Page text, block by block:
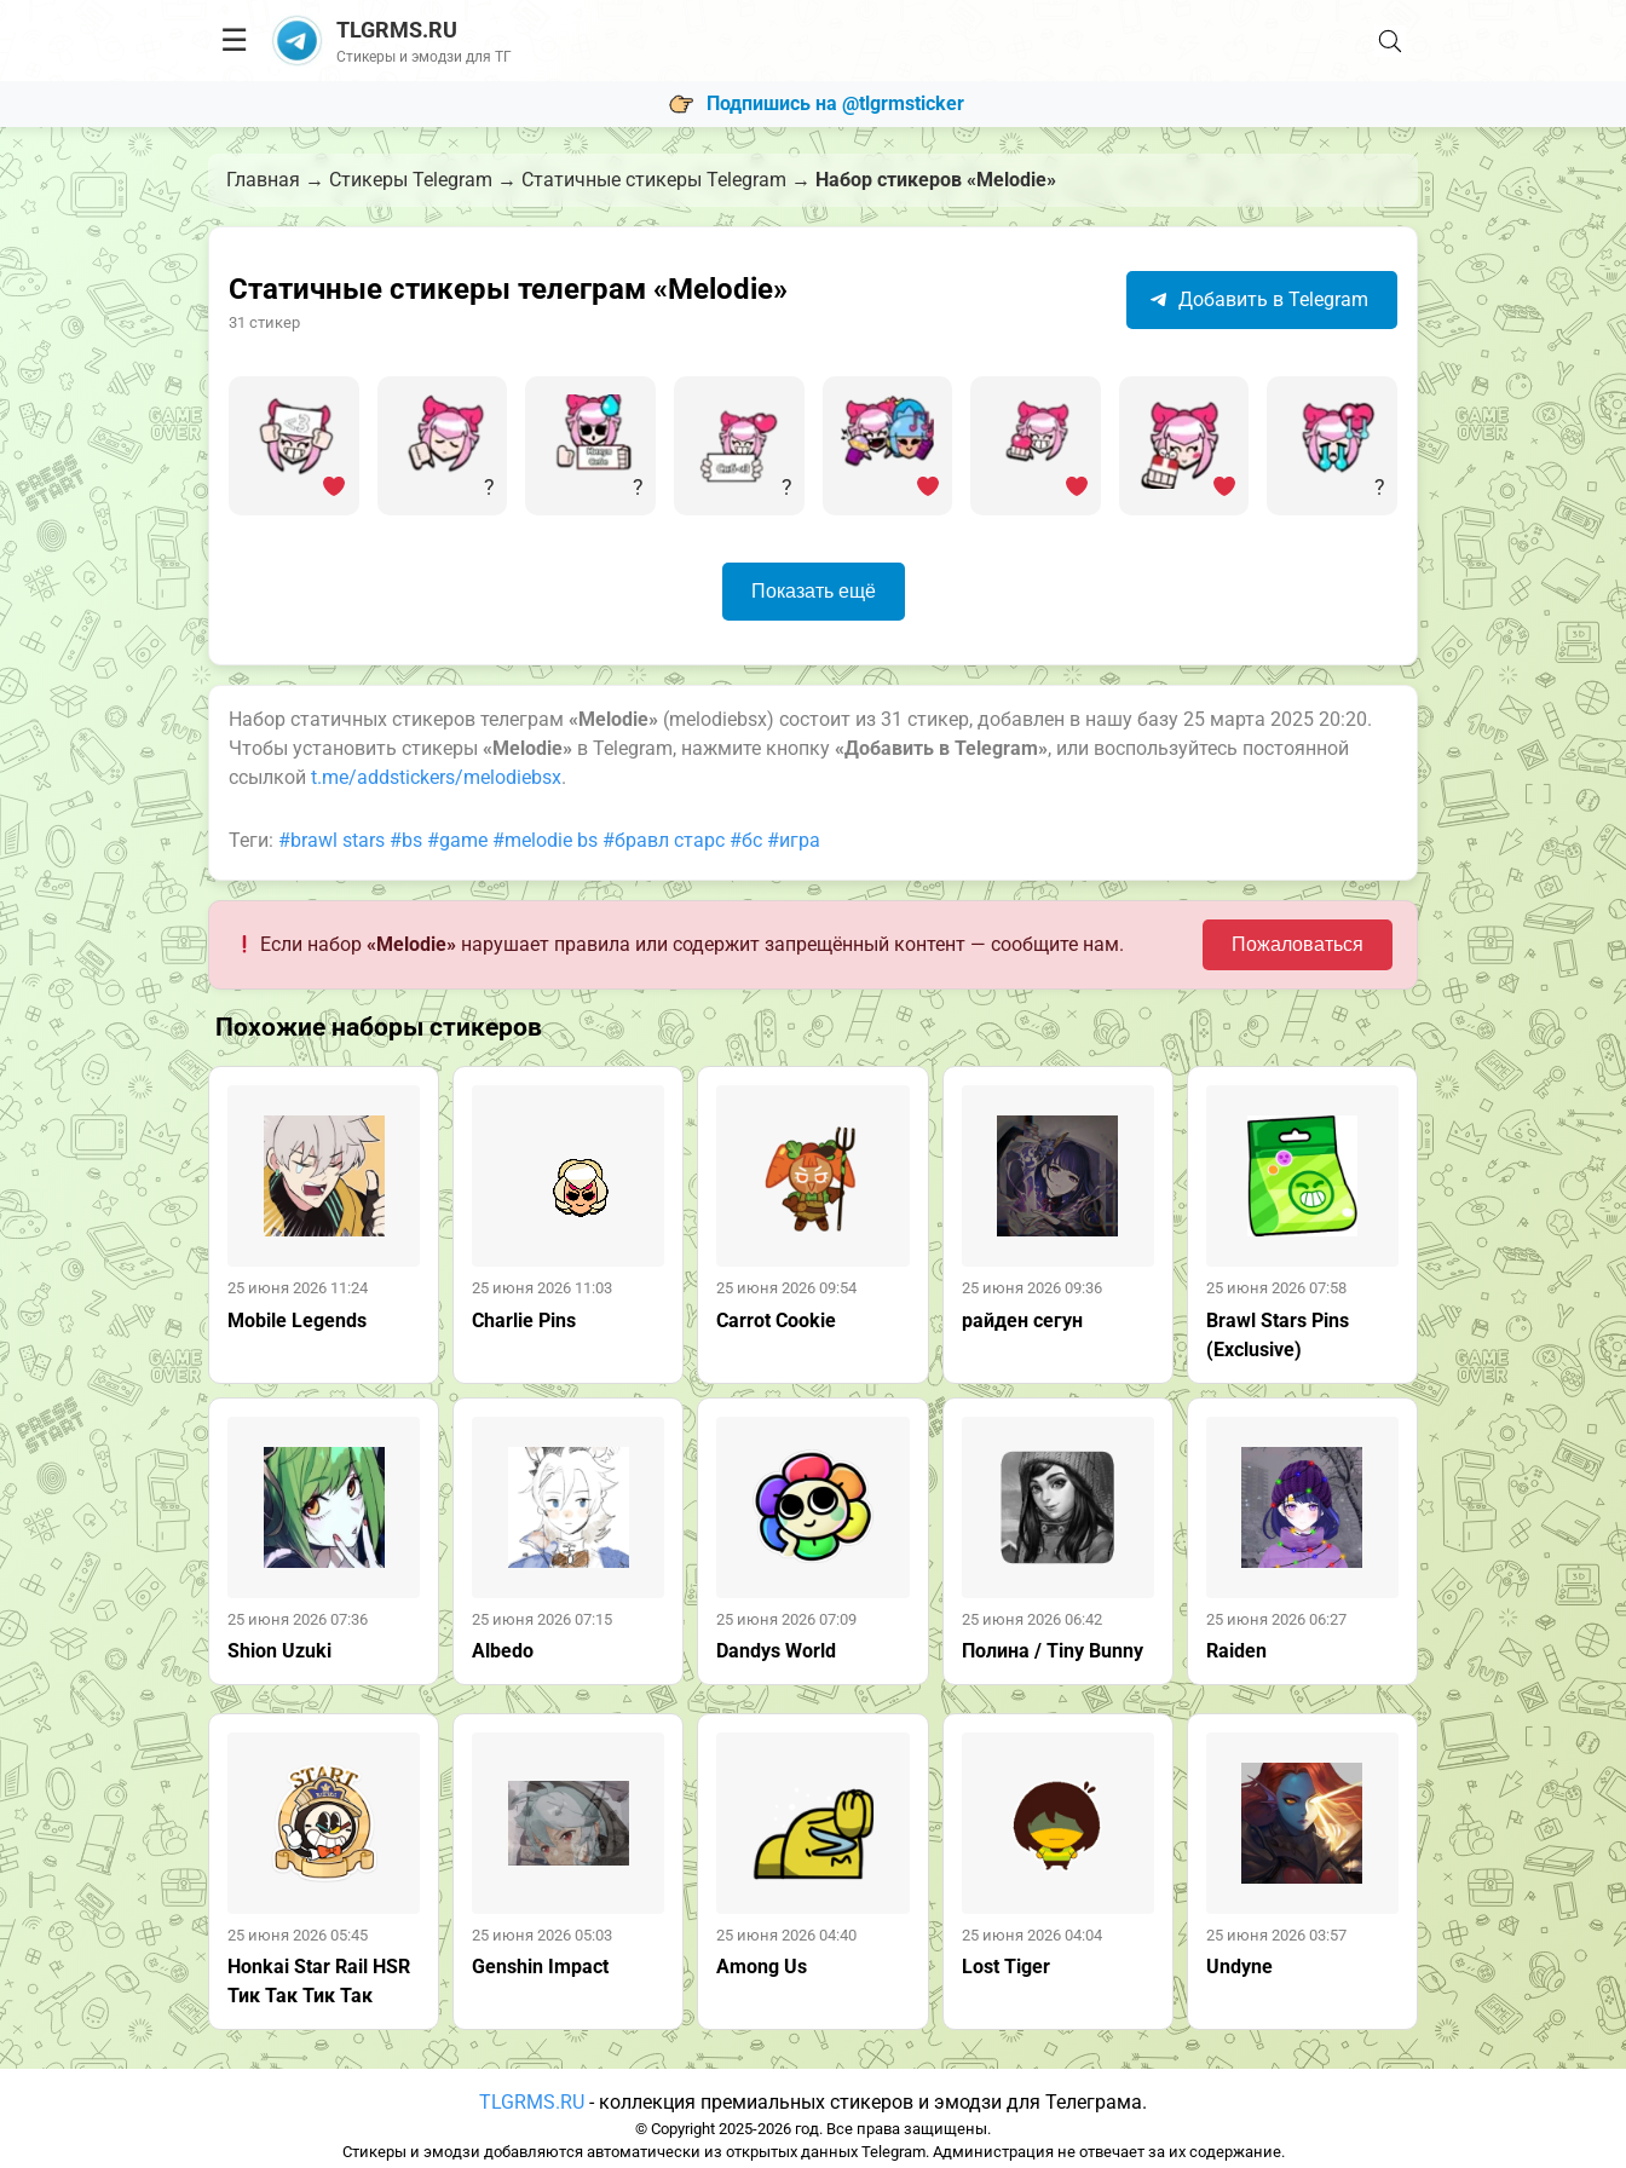
☰ TLGRMS.RU
Стикеры и эмодзи для ТГ
Подпишись на @tlgrmsticker
Главная → Стикеры Telegram → Статичные стикеры Telegram → Набор стикеров «Melodie»
Статичные стикеры телеграм «Melodie»
31 стикер
Добавить в Telegram
? ? ? ?
Показать ещё
Набор статичных стикеров телеграм «Melodie» (melodiebsx) состоит из 31 стикер, добавлен в нашу базу 25 марта 2025 20:20.
Чтобы установить стикеры «Melodie» в Telegram, нажмите кнопку «Добавить в Telegram», или воспользуйтесь постоянной
ссылкой t.me/addstickers/melodiebsx.
Теги: #brawl stars #bs #game #melodie bs #бравл старс #бс #игра
Если набор«Melodie» нарушает правила или содержит запрещённый контент — сообщите нам. Пожаловаться
Похожие наборы стикеров
25 июня 2026 11:24
Mobile Legends
25 июня 2026 11:03
Charlie Pins
25 июня 2026 09:54
Carrot Cookie
25 июня 2026 09:36
райден сегун
25 июня 2026 07:58
Brawl Stars Pins
(Exclusive)
25 июня 2026 07:36
Shion Uzuki
25 июня 2026 07:15
Albedo
25 июня 2026 07:09
Dandys World
25 июня 2026 06:42
Полина / Tiny Bunny
25 июня 2026 06:27
Raiden
25 июня 2026 05:45
Honkai Star Rail HSR
Тик Так Тик Так
25 июня 2026 05:03
Genshin Impact
25 июня 2026 04:40
Among Us
25 июня 2026 04:04
Lost Tiger
25 июня 2026 03:57
Undyne
TLGRMS.RU - коллекция премиальных стикеров и эмодзи для Телеграма.
© Copyright 2025-2026 год. Все права защищены.
Стикеры и эмодзи добавляются автоматически из открытых данных Telegram. Администрация не отвечает за их содержание.